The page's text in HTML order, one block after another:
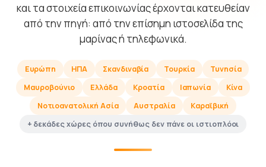
και τα στοιχεία επικοινωνίας έρχονται κατευθείαν
από την πηγή: από την επίσημη ιστοσελίδα της
μαρίνας ή τηλεφωνικά.
Ευρώπη ΗΠΑ Σκανδιναβία Τουρκία
Τυνησία
Μαυροβούνιο
Ελλάδα Κροατία Ιαπωνία
Κίνα
Νοτιοανατολική Ασία
Αυστραλία
Καραϊβική
+ δεκάδες χώρες όπου συνήθως δεν πάνε οι ιστιοπλόοι